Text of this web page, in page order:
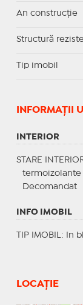
An construcție
Structură
Tip imobil
INFORMAŢII
INTERIOR
STARE
termoizolante
Decomandat
INFO IMOBIL
TIP IMOBIL : In
LOCAȚIE